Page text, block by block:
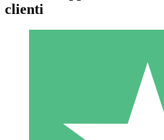
Pacchetti di
Paga a consumo con crediti di
clienti